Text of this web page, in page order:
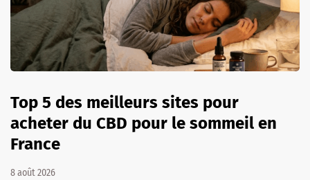
Top 5 des meilleurs sites pour
acheter du CBD pour le sommeil en
France
8 août 2026